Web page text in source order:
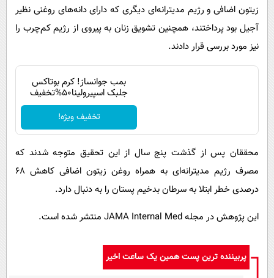
محیط زیست
بین الملل
اجتماعی
حیات وحش
سیاست خارجی
زیتون اضافی و رژیم مدیترانه‌ای دیگری که دارای دانه‌های روغنی نظیر
آجیل بود پرداختند، همچنین تشویق زنان به پیروی از رژیم کم‌چرب را
نیز مورد بررسی قرار دادند.
بمب جوانساز! کرم بوتاکس
جلبک اسپیرولینا50%تخفیف
تخفیف ویژه!
محققان پس از گذشت پنج سال از این تحقیق متوجه شدند که
مصرف رژیم مدیترانه‌ای به همراه روغن زیتون اضافی کاهش 68
درصدی خطر ابتلا به سرطان بدخیم پستان را به دنبال دارد.
این پژوهش در مجله JAMA Internal Med منتشر شده است.
پربیننده ترین پست همین یک ساعت اخیر